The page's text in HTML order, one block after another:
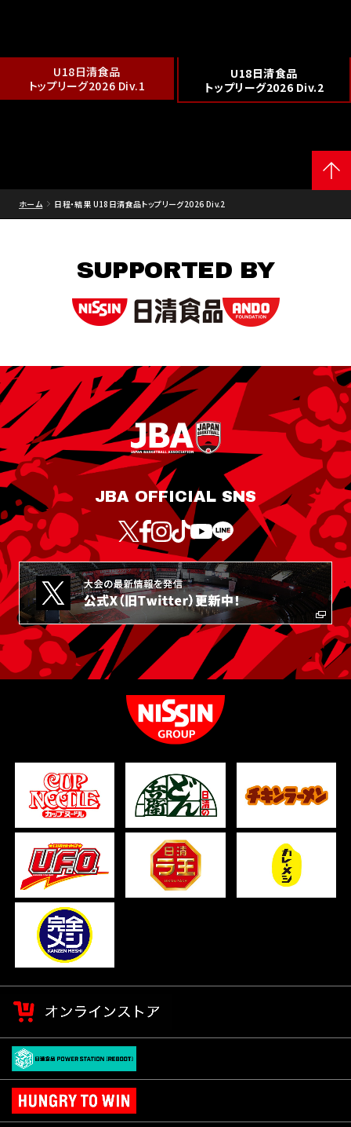
U18日清食品
トップリーグ2026 Div.1
U18日清食品
トップリーグ2026 Div.2
ホーム 日程・結果 U18日清食品トップリーグ2026 Div.2
SUPPORTED BY
JBA OFFICIAL SNS